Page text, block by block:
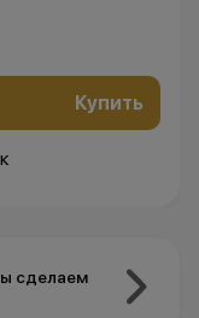
Купить
сделаем